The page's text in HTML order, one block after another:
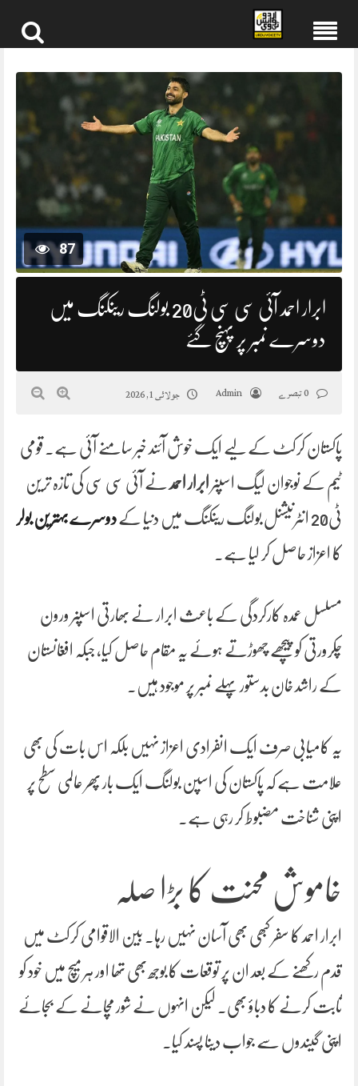
87
ابرار احمد آئی سی سی ٹی20 بولنگ رینکنگ میں
دوسرے نمبر پر پہنچ گئے
Admin جولائی 1, 2026
پاکستان کرکٹ کے لیے ایک خوش آئند خبر سامنے آئی ہے۔ قومی
ٹیم کے نوجوان لیگ اسپنر ابرار احمد نے آئی سی سی کی تازہ ترین
ٹی20 انٹرنیشنل بولنگ رینکنگ میں دنیا کے دوسرے بہترین بولر
کا اعزاز حاصل کر لیا ہے۔
مسلسل عمدہ کارکردگی کے باعث ابرار نے بھارتی اسپنر ورون
چکرورتی کو پیچھے چھوڑتے ہوئے یہ مقام حاصل کیا، جبکہ افغانستان
کے راشد خان بدستور پہلے نمبر پر موجود ہیں۔
یہ کامیابی صرف ایک انفرادی اعزاز نہیں بلکہ اس بات کی بھی
علامت ہے کہ پاکستان کی اسپن بولنگ ایک بار پھر عالمی سطح پر
اپنی شناخت مضبوط کر رہی ہے۔
خاموش محنت کا بڑا صلہ
ابرار احمد کا سفر کبھی بھی آسان نہیں رہا۔ بین الاقوامی کرکٹ میں
قدم رکھنے کے بعد ان پر توقعات کا بوجھ بھی تھا اور ہر میچ میں خود کو
ثابت کرنے کا دباؤ بھی۔ لیکن انہوں نے شور مچانے کے بجائے
اپنی گیندوں سے جواب دینا پسند کیا۔